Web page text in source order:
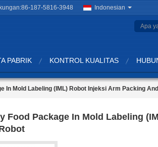
86-187-5816-3948 Indonesian
PABRIK KONTROL KUALITAS
In Mold Labeling (IML) Robot Injeksi Arm Packing
Food Package In Mold Labeling